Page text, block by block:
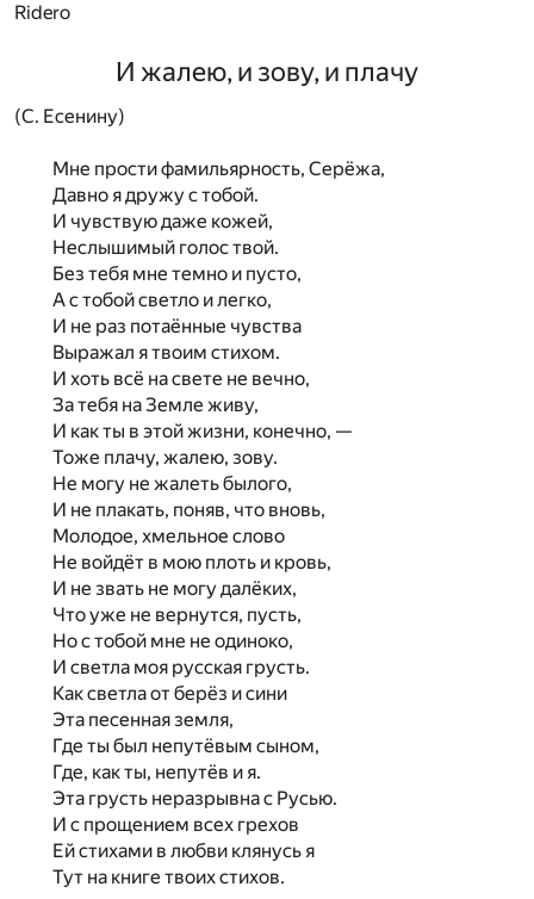
Ridero
И жалею, и зову, и плачу
(С. Есенину)
Мне прости фамильярность, Серёжа,
Давно я дружу с тобой.
И чувствую даже кожей,
Неслышимый голос твой.
Без тебя мне темно и пусто,
А с тобой светло и легко,
И не раз потаённые чувства
Выражал я твоим стихом.
И хоть всё на свете не вечно,
За тебя на Земле живу,
И как ты в этой жизни, конечно, —
Тоже плачу, жалею, зову.
Не могу не жалеть былого,
И не плакать, поняв, что вновь,
Молодое, хмельное слово
Не войдёт в мою плоть и кровь,
И не звать не могу далёких,
Что уже не вернутся, пусть,
Но с тобой мне не одиноко,
И светла моя русская грусть.
Как светла от берёз и сини
Эта песенная земля,
Где ты был непутёвым сыном,
Где, как ты, непутёв и я.
Эта грусть неразрывна с Русью.
И с прощением всех грехов
Ей стихами в любви клянусь я
Тут на книге твоих стихов.